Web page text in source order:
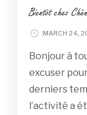
Bientôt chez
MARCH 24,
Bonjour à
excuser
derniers
l’activité a